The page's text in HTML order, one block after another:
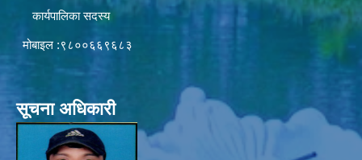
कार्यपालिका सदस्य
मोबाइल :९८००६६९६८३
सूचना अधिकारी